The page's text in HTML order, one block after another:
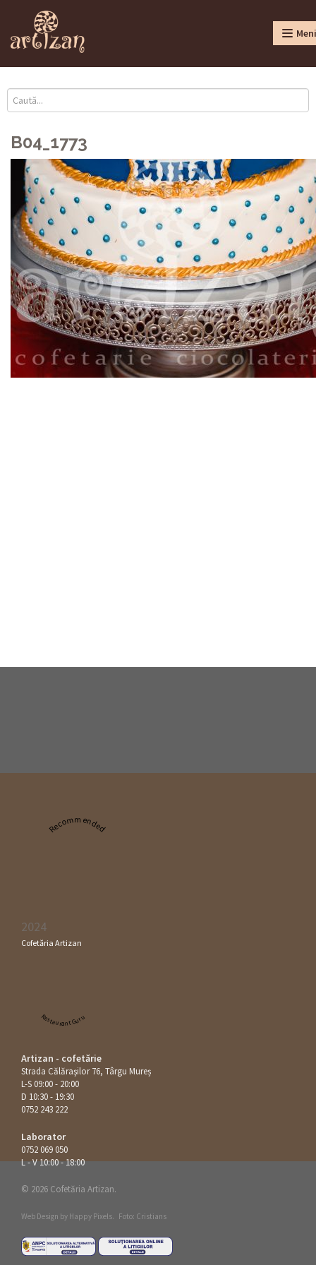
B04_1773
Recommended
2024
Cofetăria Artizan
Restaurant Guru
Artizan - cofetărie
Strada Călăraşilor 76, Târgu Mureș
L-S 09:00 - 20:00
D 10:30 - 19:30
0752 243 222
Laborator
0752 069 050
L - V 10:00 - 18:00
© 2026 Cofetăria Artizan.
Web Design by Happy Pixels. Foto: Cristians